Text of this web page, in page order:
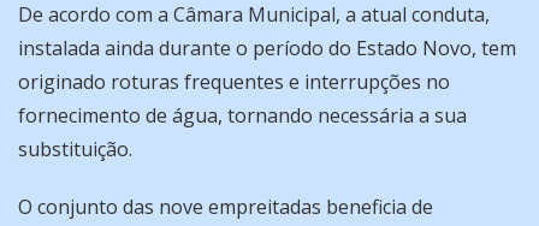
De acordo com a Câmara Municipal, a atual conduta,
instalada ainda durante o período do Estado Novo, tem
originado roturas frequentes e interrupções no
fornecimento de água, tornando necessária a sua
substituição.
O conjunto das nove empreitadas beneficia de